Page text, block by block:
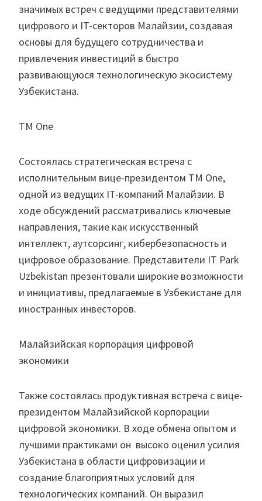
значимых встреч с ведущими представителями
цифрового и IT-секторов Малайзии, создавая
основы для будущего сотрудничества и
привлечения инвестиций в быстро
развивающуюся технологическую экосистему
Узбекистана.
TM One
Состоялась стратегическая встреча с
исполнительным вице-президентом TM One,
одной из ведущих IT-компаний Малайзии. В
ходе обсуждений рассматривались ключевые
направления, такие как искусственный
интеллект, аутсорсинг, кибербезопасность и
цифровое образование. Представители IT Park
Uzbekistan презентовали широкие возможности
и инициативы, предлагаемые в Узбекистане для
иностранных инвесторов.
Малайзийская корпорация цифровой
экономики
Также состоялась продуктивная встреча с вице-
президентом Малайзийской корпорации
цифровой экономики. В ходе обмена опытом и
лучшими практиками он высоко оценил усилия
Узбекистана в области цифровизации и
создание благоприятных условий для
технологических компаний. Он выразил